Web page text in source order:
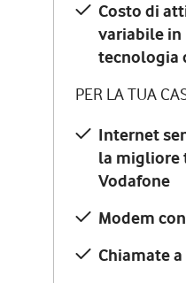
Costo di
variabile in
tecnologia
PER LA TUA
Internet
la migliore
Vodafone
Modem
Chiamate
PER LA
la